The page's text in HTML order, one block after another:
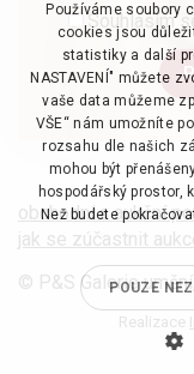
Souhlasím
obchodní a aukční
jak se zúčastnit
© P&S Galerie
Realizace
Používáme soubory
cookies jsou
statistiky a další
NASTAVENÍ" můžete
vaše data můžeme
VŠE“ nám umožníte
rozsahu dle našich
mohou být
hospodářský prostor,
Než budete
POUZE